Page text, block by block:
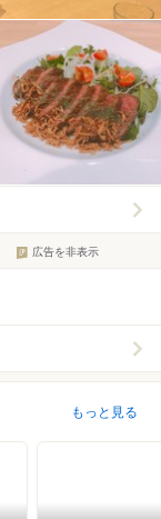
広告を非表示
もっと見る